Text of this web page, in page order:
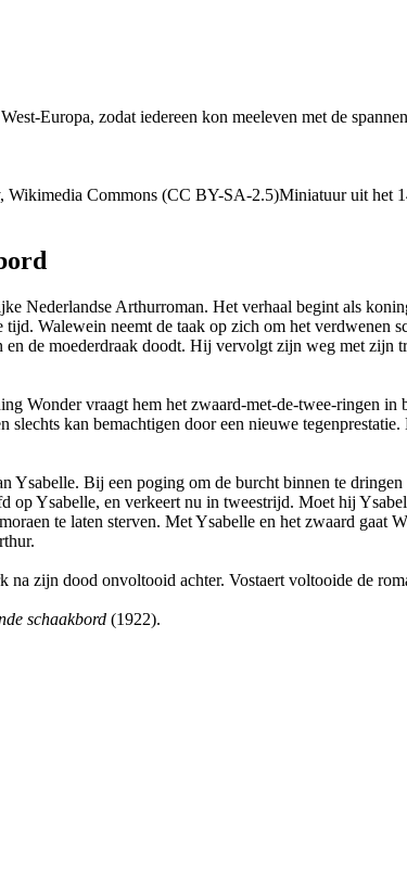
Europa, zodat iedereen kon meeleven met de
Miniatuur uit het
Nederlandse Arthurroman. Het verhaal begint als
Walewein neemt de taak op zich om het verdwenen
de moederdraak doodt. Hij vervolgt zijn weg met
Wonder vraagt hem het zwaard-met-de-twee-ringen
kan bemachtigen door een nieuwe
Ysabelle. Bij een poging om de burcht binnen te
op Ysabelle, en verkeert nu in tweestrijd. Moet hij
te laten sterven. Met Ysabelle en het zwaard gaat
na zijn dood onvoltooid achter. Vostaert voltooide de
schaakbord (1922).